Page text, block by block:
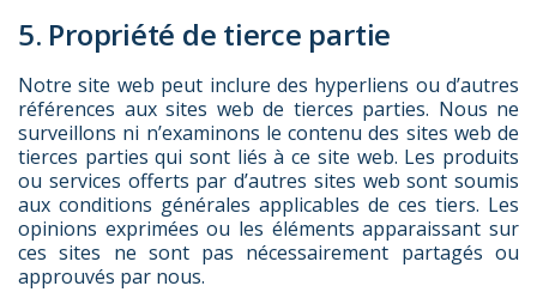
5. Propriété de tierce partie
Notre site web peut inclure des hyperliens ou d’autres
références aux sites web de tierces parties. Nous ne
surveillons ni n’examinons le contenu des sites web de
tierces parties qui sont liés à ce site web. Les produits
ou services offerts par d’autres sites web sont soumis
aux conditions générales applicables de ces tiers. Les
opinions exprimées ou les éléments apparaissant sur
ces sites ne sont pas nécessairement partagés ou
approuvés par nous.